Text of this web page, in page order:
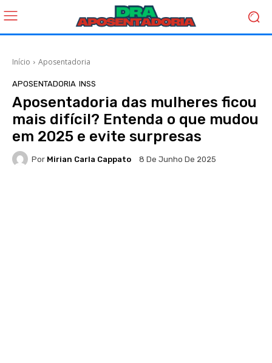
Início Aposentadoria
APOSENTADORIA INSS
Aposentadoria das mulheres ficou
mais difícil? Entenda o que mudou
em 2025 e evite surpresas
Por Mirian Carla Cappato 8 De Junho De 2025